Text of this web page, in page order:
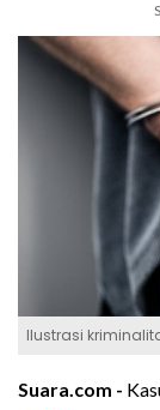
Ilustrasi
Suara.com -